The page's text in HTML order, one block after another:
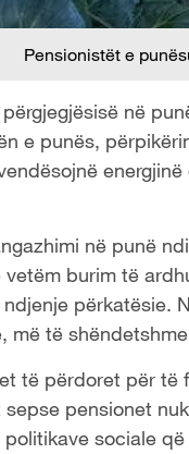
Pensionistët e
në
e punës,
në punë
burim të
përkatësie.
më të
të përdoret për
pensionet
sociale